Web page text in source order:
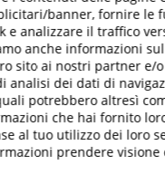
case” al “just-
paradigma
aziendale è
creare contenuti
le
banner, fornire le
e analizzare il traffico
anche informazioni
sito ai nostri partner e/
analisi dei dati di
potrebbero altresì
che hai fornito
al tuo utilizzo dei loro
prendere